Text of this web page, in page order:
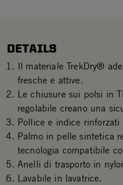
DETAILS
Il materiale TrekDry®
fresche e attive.
Le chiusure sui polsi in
regolabile creano una
Pollice e indice
Palmo in pelle sintetica
tecnologia compatibile
Anelli di trasporto in
Lavabile in lavatrice.